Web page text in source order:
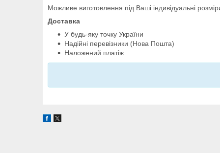
Можливе виготовлення під Ваші індивідуальні
Доставка
У будь-яку точку України
Надійні перевізники (Нова Пошта)
Наложений платіж